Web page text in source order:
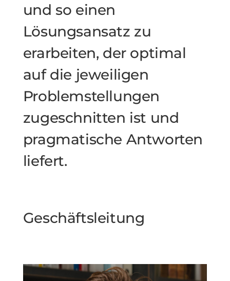
und so einen
Lösungsansatz zu
erarbeiten, der optimal
auf die jeweiligen
Problemstellungen
zugeschnitten ist und
pragmatische Antworten
liefert.
Geschäftsleitung